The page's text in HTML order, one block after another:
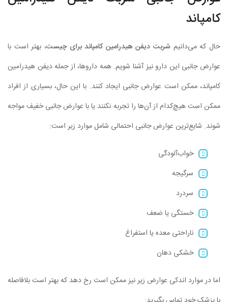
کامپاند
حال که می‌دانیم شربت دیفن هیدرامین کامپاند برای چیست، بهتر است با
عوارض جانبی این دارو نیز آشنا شویم. همه داروها، از جمله دیفن هیدرامین
کامپاند، ممکن است عوارض جانبی ایجاد کنند. با این حال، بسیاری از افراد
ممکن است هیچ‌کدام از آن‌ها را تجربه نکنند یا با عوارض جانبی خفیف مواجه
شوند. شایع‌ترین عوارض جانبی احتمالی شامل موارد زیر است:
خواب‌آلودگی
سرگیجه
سردرد
خستگی یا ضعف
ناراحتی معده یا استفراغ
خشکی دهان
اما در موارد اندکی عوارض زیر نیز ممکن است رخ دهد که بهتر است بلافاصله